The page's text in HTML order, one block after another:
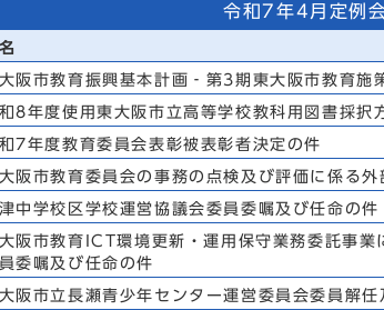
令和7年4月定例
阪市教育振興基本計画‐第3期東大阪市教育施
8年度使用東大阪市立高等学校教科用図書採択
7年度教育委員会表彰被表彰者決定の件
阪市教育委員会の事務の点検及び評価に係る外
中学校区学校運営協議会委員委嘱及び任命の件
阪市教育ICT環境更新・運用保守業務委託事
委嘱及び任命の件
阪市立長瀬青少年センター運営委員会委員解任